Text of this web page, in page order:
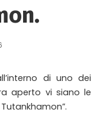
di uno dei
aperto vi siano le